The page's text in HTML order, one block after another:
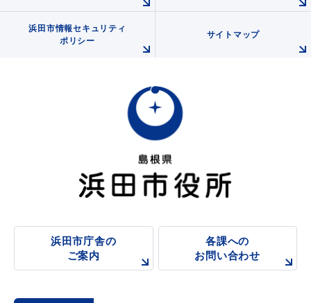
浜田市情報セキュリティ
ポリシー
サイトマップ
浜田市庁舎の
ご案内
各課への
お問い合わせ